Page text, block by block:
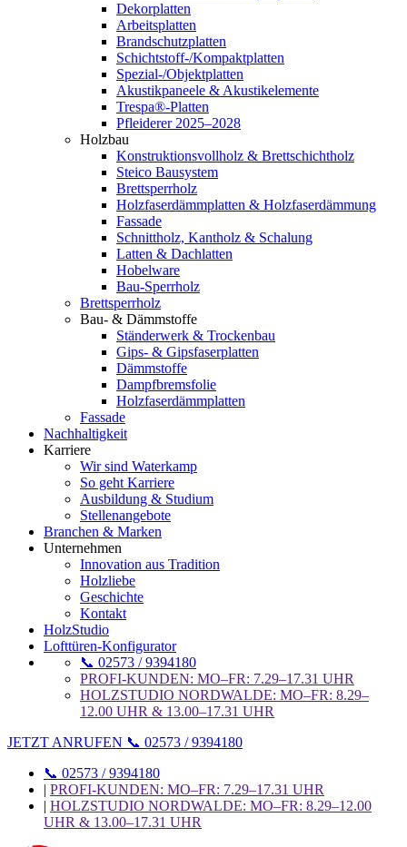
Dekorplatten
Arbeitsplatten
Brandschutzplatten
Schichtstoff-/Kompaktplatten
Spezial-/Objektplatten
Akustikpaneele & Akustikelemente
Trespa®-Platten
Pfleiderer 2025–2028
Holzbau
Konstruktionsvollholz & Brettschichtholz
Steico Bausystem
Brettsperrholz
Holzfaserdämmplatten & Holzfaserdämmung
Fassade
Schnittholz, Kantholz & Schalung
Latten & Dachlatten
Hobelware
Bau-Sperrholz
Brettsperrholz
Bau- & Dämmstoffe
Ständerwerk & Trockenbau
Gips- & Gipsfaserplatten
Dämmstoffe
Dampfbremsfolie
Holzfaserdämmplatten
Fassade
Nachhaltigkeit
Karriere
Wir sind Waterkamp
So geht Karriere
Ausbildung & Studium
Stellenangebote
Branchen & Marken
Unternehmen
Innovation aus Tradition
Holzliebe
Geschichte
Kontakt
HolzStudio
Lofttüren-Konfigurator
📞 02573 / 9394180
PROFI-KUNDEN: MO–FR: 7.29–17.31 UHR
HOLZSTUDIO NORDWALDE: MO–FR: 8.29–
12.00 UHR & 13.00–17.31 UHR
JETZT ANRUFEN 📞 02573 / 9394180
📞 02573 / 9394180
| PROFI-KUNDEN: MO–FR: 7.29–17.31 UHR
| HOLZSTUDIO NORDWALDE: MO–FR: 8.29–12.00
UHR & 13.00–17.31 UHR